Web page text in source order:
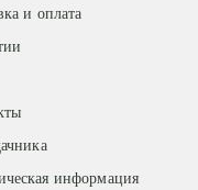
и оплата
информация